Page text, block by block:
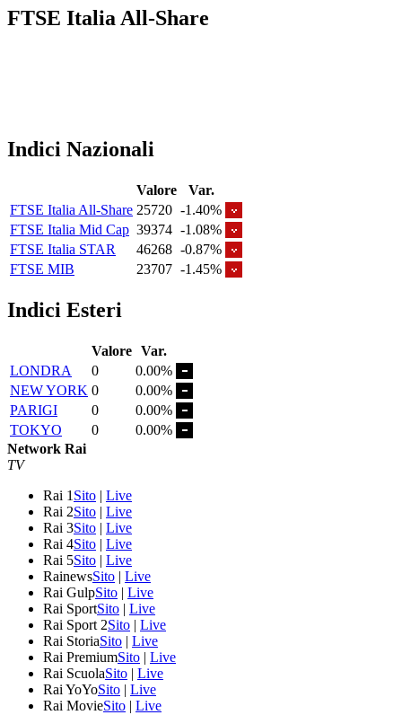
FTSE Italia All-Share
Indici Nazionali
Valore
Var.
FTSE Italia All-Share 25720 -1.40%
FTSE Italia Mid Cap 39374 -1.08%
FTSE Italia STAR
46268 -0.87%
FTSE MIB
23707 -1.45%
Indici Esteri
Valore Var.
LONDRA
0
0.00%
NEW YORK 0
0.00%
PARIGI
0
0.00%
TOKYO
0
0.00%
Network Rai
TV
Rai 1 Sito | Live
Rai 2Sito | Live
Rai 3Sito | Live
Rai 4Sito | Live
Rai 5Sito | Live
RainewsSito | Live
Rai GulpSito | Live
Rai SportSito | Live
Rai Sport 2Sito | Live
Rai StoriaSito | Live
Rai PremiumSito | Live
Rai ScuolaSito | Live
Rai YoYoSito | Live
Rai MovieSito | Live